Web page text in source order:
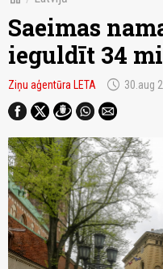
Saeimas
ieguldīt 34
Ziņu aģentūra LETA schedule 30.aug